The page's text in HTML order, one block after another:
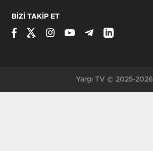
BİZİ TAKİP ET
Yargı TV © 2025-2026